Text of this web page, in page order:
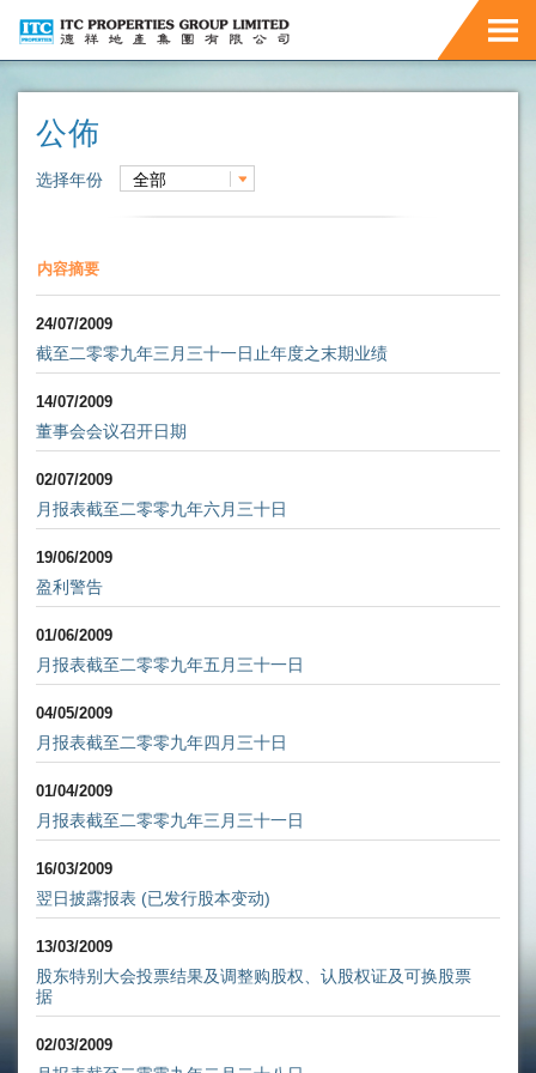
公佈
选择年份 全部
内容摘要
24/07/2009
截至二零零九年三月三十一日止年度之末期业绩
14/07/2009
董事会会议召开日期
02/07/2009
月报表截至二零零九年六月三十日
19/06/2009
盈利警告
01/06/2009
月报表截至二零零九年五月三十一日
04/05/2009
月报表截至二零零九年四月三十日
01/04/2009
月报表截至二零零九年三月三十一日
16/03/2009
翌日披露报表 (已发行股本变动)
13/03/2009
股东特别大会投票结果及调整购股权、认股权证及可换股票
据
02/03/2009